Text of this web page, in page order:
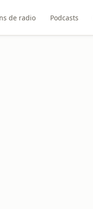
de radio Podcasts